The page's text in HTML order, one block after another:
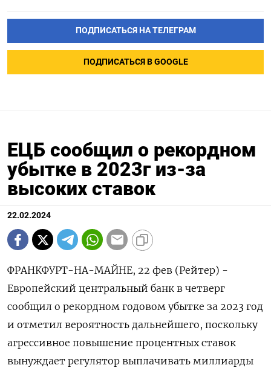
ПОДПИСАТЬСЯ НА ТЕЛЕГРАМ
ПОДПИСАТЬСЯ В GOOGLE
ЕЦБ сообщил о рекордном
убытке в 2023г из-за
высоких ставок
22.02.2024
ФРАНКФУРТ-НА-МАЙНЕ, 22 фев (Рейтер) -
Европейский центральный банк в четверг
сообщил о рекордном годовом убытке за 2023 год
и отметил вероятность дальнейшего, поскольку
агрессивное повышение процентных ставок
вынуждает регулятор выплачивать миллиарды